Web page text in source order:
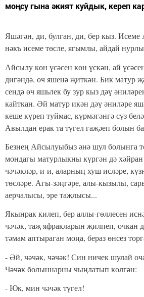
моңсу гына әкият куйдык, кереп
Яшәгән, ди, булган, ди, бер кыз.
нәкъ исеме төсле, ягымлы, айдай
Айсылу көн үсәсен көн үскән, ай
дигәндә, өч яшенә җиткән. Бик матур
сендә өч яшьлек бу зур кыз дәү
кайткан. Әй матур икән дәү әниләре
кеше күреп туймас, күрмәгәнгә сүз
Авылдан ерак та түгел гаҗәеп болын
Безнең Айсылуыбыз әнә шул болынга
мондагы матурлыкны күргән дә
чәчәкләр, и-и, аларның хуш исләре,
төсләре. Агы-зәңгәре, алы-кызылы,
аерчалысы, эре таҗлысы...
Якынрак килеп, бер аллы-гөллесен
чәчәк, таҗ яфракларын җилпеп, очкан
тәмам аптыраган моңа, бераз өнсез
- Әй, чәчәк, чәчәк! Син ничек шулай
Чәчәк болыннарны чыңлатып көлгән:
- Юк, мин чәчәк түгел!